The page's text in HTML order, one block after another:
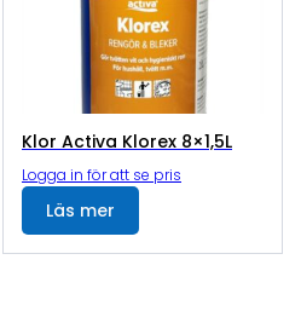
Klor Activa Klorex 8×1,5L
Logga in för att se pris
Läs mer